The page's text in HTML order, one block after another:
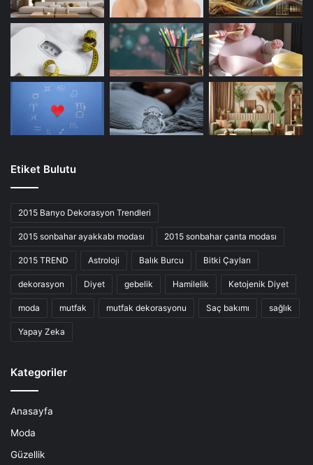
Etiket Bulutu
2015 Banyo Dekorasyon Trendleri
2015 sonbahar ayakkabı modası 2015 sonbahar çanta modası
2015 TREND Astroloji Balık Burcu Bitki Çayları
dekorasyon Diyet gebelik Hamilelik Ketojenik Diyet
moda mutfak mutfak dekorasyonu Saç bakımı sağlık
Yapay Zeka
Kategoriler
Anasayfa
Moda
Güzellik